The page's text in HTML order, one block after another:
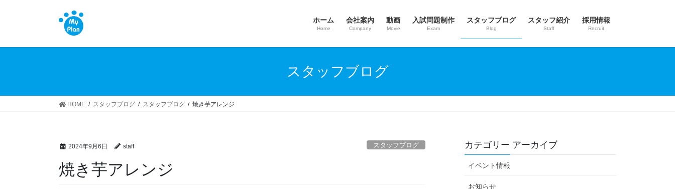
ホーム
Home
会社案内
Company
動画
Movie
入試問題制作
Exam
スタッフブログ
Blog
スタッフ紹介
Staff
採用情報
Recruit
スタッフブログ
HOME スタッフブログ スタッフブログ 焼き芋アレンジ
2024年9月6日 staff スタッフブログ
焼き芋アレンジ
カテゴリー アーカイブ
イベント情報
お知らせ